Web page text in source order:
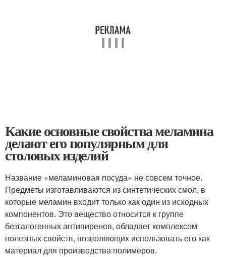
Какие основные свойства меламина
делают его популярным для
столовых изделий
Название «меламиновая посуда» не совсем точное.
Предметы изготавливаются из синтетических смол, в
которые меламин входит только как один из исходных
компонентов. Это вещество относится к группе
безгалогенных антипиренов, обладает комплексом
полезных свойств, позволяющих использовать его как
материал для производства полимеров.